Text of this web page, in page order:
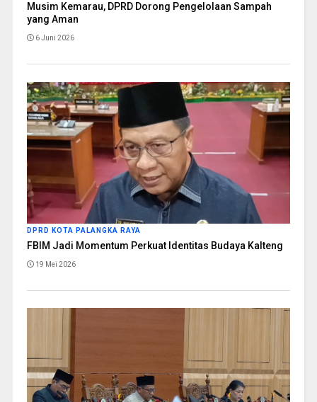
Musim Kemarau, DPRD Dorong Pengelolaan Sampah
yang Aman
6 Juni 2026
DPRD KOTA PALANGKA RAYA
FBIM Jadi Momentum Perkuat Identitas Budaya Kalteng
19 Mei 2026